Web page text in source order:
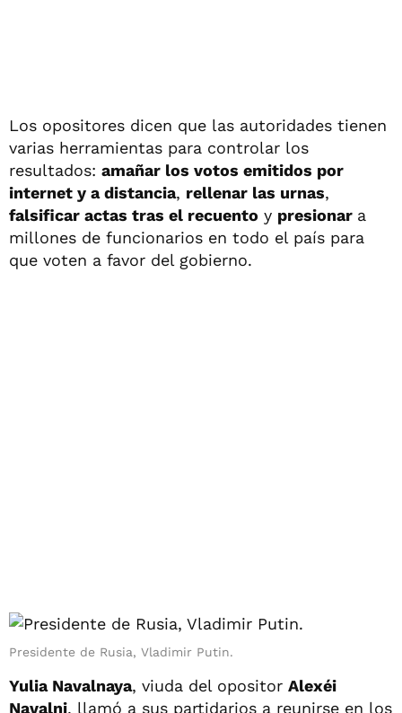
Los opositores dicen que las autoridades tienen
varias herramientas para controlar los
resultados: amañar los votos emitidos por
internet y a distancia, rellenar las urnas,
falsificar actas tras el recuento y presionar a
millones de funcionarios en todo el país para
que voten a favor del gobierno.
Presidente de Rusia, Vladimir Putin.
Yulia Navalnaya, viuda del opositor Alexéi
Navalni, llamó a sus partidarios a reunirse en los